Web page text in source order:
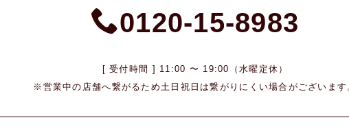
0120-15-8983
[ 受付時間 ] 11:00 〜 19:00（水曜定休）
※営業中の店舗へ繋がるため 土日祝日は繋がりにくい場合がございます